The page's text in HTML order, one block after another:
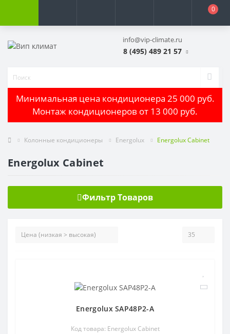
0
info@vip-climate.ru
8 (495) 489 21 57
Минимальная цена кондиционера 25 000 руб.
Монтаж кондиционеров от 13 000 руб.
Колонные кондиционеры Energolux Energolux Cabinet
Energolux Cabinet
Фильтр Товаров
Energolux SAP48P2-A
Код товара: Energolux Cabinet